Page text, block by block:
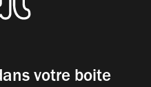
votre boite